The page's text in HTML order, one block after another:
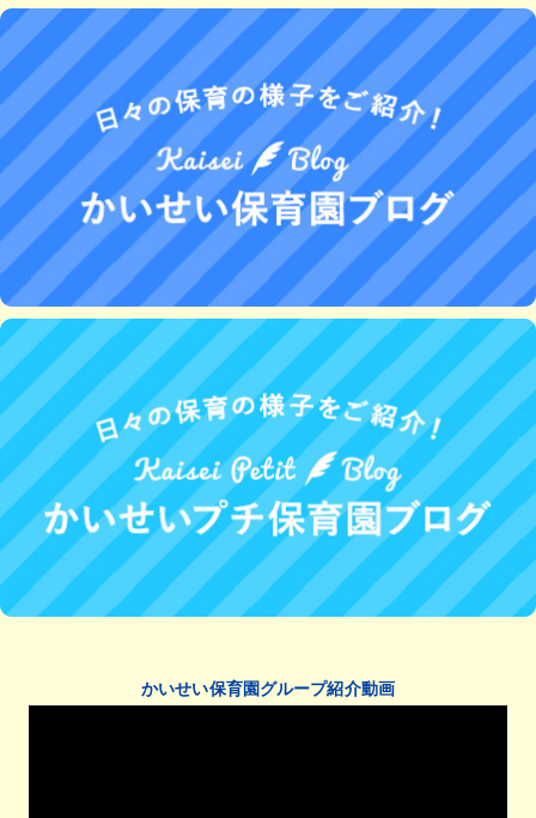
かいせい保育園グループ紹介動画